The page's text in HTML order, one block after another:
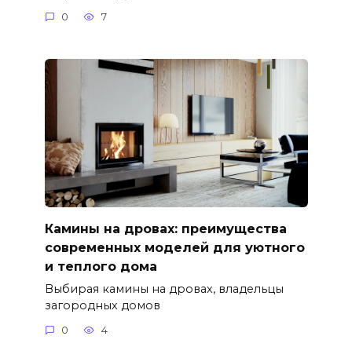
0 7
Камины на дровах: преимущества
современных моделей для уютного
и теплого дома
Выбирая камины на дровах, владельцы
загородных домов
0 4